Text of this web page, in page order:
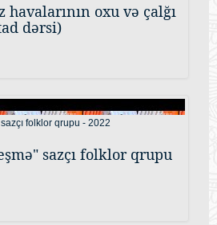
havalarının oxu və çalğı
dərsi)
sazçı folklor qrupu